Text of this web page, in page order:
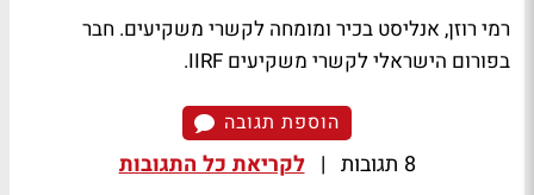
רמי רוזן, אנליסט בכיר ומומחה לקשרי משקיעים. חבר
בפורום הישראלי לקשרי משקיעים IIRF.
הוספת תגובה
8 תגובות | לקריאת כל התגובות